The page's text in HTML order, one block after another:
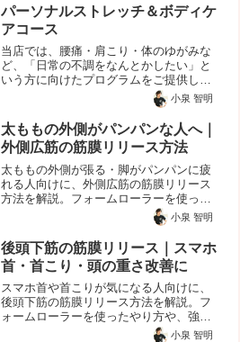
パーソナルストレッチ＆ボディケ
アコース
当店では、腰痛・肩こり・体のゆがみな
ど、「日常の不調をなんとかしたい」と
いう方に向けたプログラムをご提供して
います。単なるリラクゼーションではな
く、筋肉の硬さや関節の動きに着目しな
がら、体を“動かしやすい状態”へ整えて
いきます。そのため、そ...
小泉 智明
太ももの外側がパンパンな人へ｜
外側広筋の筋膜リリース方法
太ももの外側が張る・脚がパンパンに疲
れる人向けに、外側広筋の筋膜リリース
方法を解説。フォームローラーを使った
レベル別のやり方や、痛い時の調整法、
脚痩せ・O脚との関係も紹介します。
小泉 智明
後頭下筋の筋膜リリース｜スマホ
首・首こり・頭の重さ改善に
スマホ首や首こりが気になる人向けに、
後頭下筋の筋膜リリース方法を解説。フ
ォームローラーを使ったやり方や、強く
押しすぎないコツ、首まわりを安全にほ
小泉 智明